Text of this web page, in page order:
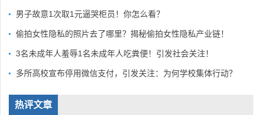
男子故意1次取1元逼哭柜员！你怎么看？
偷拍女性隐私的照片去了哪里？揭秘偷拍女性隐私产业链！
3名未成年人羞辱1名未成年人吃粪便！引发社会关注！
多所高校宣布停用微信支付，引发关注：为何学校集体行动？
热评文章